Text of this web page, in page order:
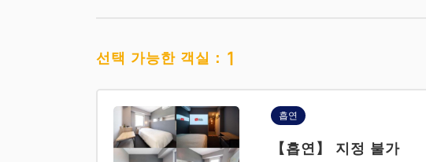
선택 가능한 객실： 1
흡연
【흡연】 지정 불가